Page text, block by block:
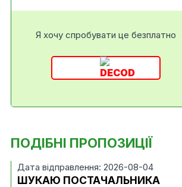
Я хочу спробувати це безплатно
ПОДІБНІ ПРОПОЗИЦІЇ
Дата відправлення: 2026-08-04
ШУКАЮ ПОСТАЧАЛЬНИКА